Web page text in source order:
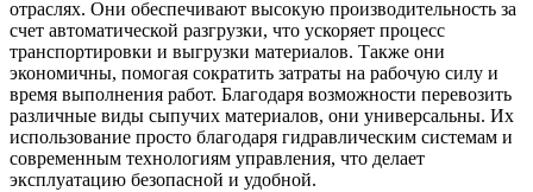
отраслях. Они обеспечивают высокую производительность за
счет автоматической разгрузки, что ускоряет процесс
транспортировки и выгрузки материалов. Также они
экономичны, помогая сократить затраты на рабочую силу и
время выполнения работ. Благодаря возможности перевозить
различные виды сыпучих материалов, они универсальны. Их
использование просто благодаря гидравлическим системам и
современным технологиям управления, что делает
эксплуатацию безопасной и удобной.